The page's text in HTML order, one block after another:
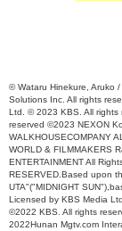
© Wataru Hinekure, Aruko
Solutions Inc. All rights
Ltd. © 2023 KBS. All
reserved ©2023 NEXON
WALKHOUSECOMPANY
WORLD & FILMMAKERS
ENTERTAINMENT All
RESERVED.Based upon
UTA"("MIDNIGHT
Licensed by KBS Media
©2022 KBS. All rights
2022Hunan Mgtv.com